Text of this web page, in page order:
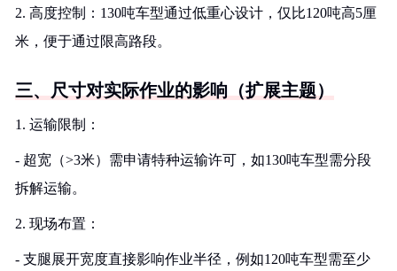
2. 高度控制：130吨车型通过低重心设计，仅比120吨高5厘
米，便于通过限高路段。
三、尺寸对实际作业的影响（扩展主题）
1. 运输限制：
- 超宽（>3米）需申请特种运输许可，如130吨车型需分段
拆解运输。
2. 现场布置：
- 支腿展开宽度直接影响作业半径，例如120吨车型需至少